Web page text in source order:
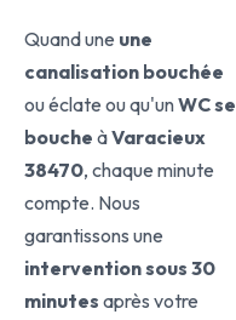
Quand une une
canalisation bouchée
ou éclate ou qu'unWC se
bouche àVaracieux
38470, chaque minute
compte. Nous
garantissons une
intervention sous 30
minutes après votre